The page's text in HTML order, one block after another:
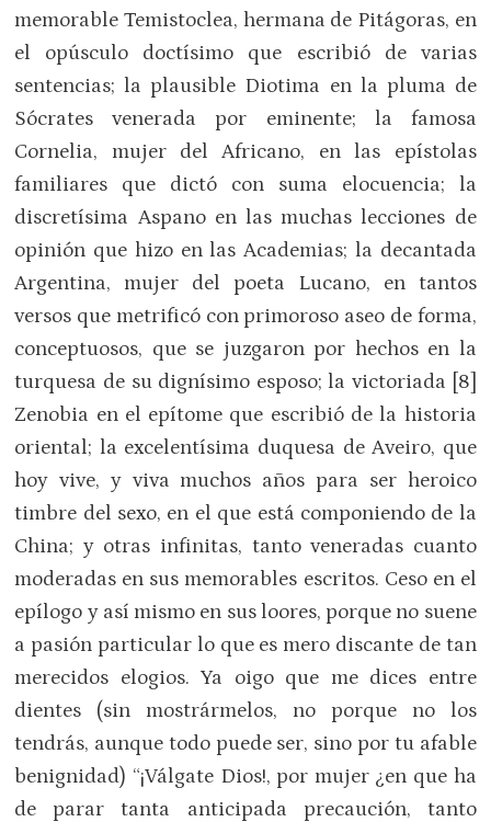
memorable Temistoclea, hermana de Pitágoras, en
el opúsculo doctísimo que escribió de varias
sentencias; la plausible Diotima en la pluma de
Sócrates venerada por eminente; la famosa
Cornelia, mujer del Africano, en las epístolas
familiares que dictó con suma elocuencia; la
discretísima Aspano en las muchas lecciones de
opinión que hizo en las Academias; la decantada
Argentina, mujer del poeta Lucano, en tantos
versos que metrificó con primoroso aseo de forma,
conceptuosos, que se juzgaron por hechos en la
turquesa de su dignísimo esposo; la victoriada [8]
Zenobia en el epítome que escribió de la historia
oriental; la excelentísima duquesa de Aveiro, que
hoy vive, y viva muchos años para ser heroico
timbre del sexo, en el que está componiendo de la
China; y otras infinitas, tanto veneradas cuanto
moderadas en sus memorables escritos. Ceso en el
epílogo y así mismo en sus loores, porque no suene
a pasión particular lo que es mero discante de tan
merecidos elogios. Ya oigo que me dices entre
dientes (sin mostrármelos, no porque no los
tendrás, aunque todo puede ser, sino por tu afable
benignidad) “¡Válgate Dios!, por mujer ¿en que ha
de parar tanta anticipada precaución, tanto